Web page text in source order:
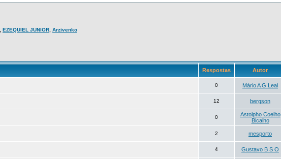
EZEQUIEL JUNIOR Arzivenko
Respostas Autor
0 Mário A G Leal
12 bergson
0
Astolpho Coelho
Bicalho
2 mesporto
4 Gustavo B S O